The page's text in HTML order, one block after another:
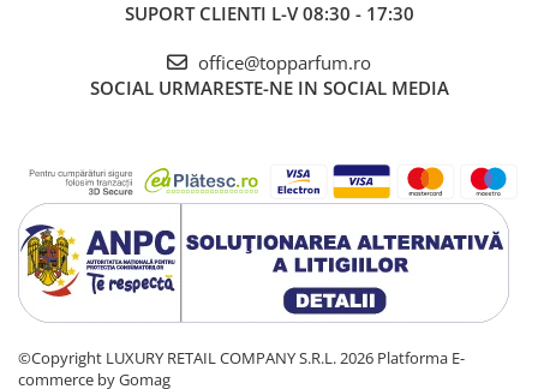
SUPORT CLIENTI L-V 08:30 - 17:30
office@topparfum.ro
SOCIAL URMARESTE-NE IN SOCIAL MEDIA
©Copyright LUXURY RETAIL COMPANY S.R.L. 2026 Platforma E-
commerce by Gomag